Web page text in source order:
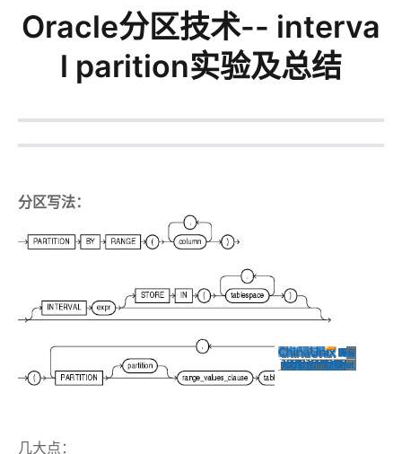
Oracle分区技术-- interva
l parition实验及总结
分区写法：
几大点：